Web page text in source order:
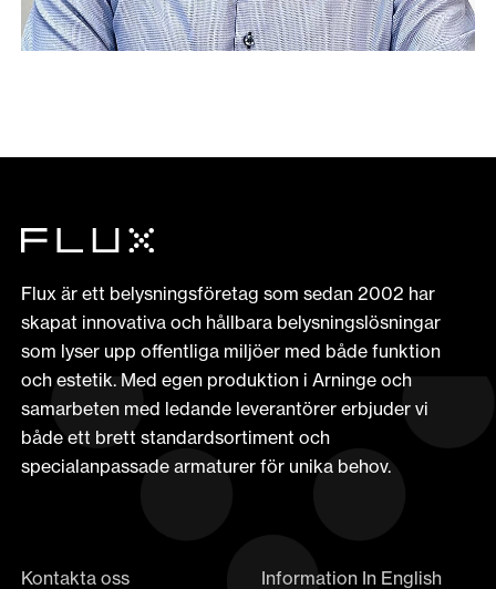
Flux är ett belysningsföretag som sedan 2002 har
skapat innovativa och hållbara belysningslösningar
som lyser upp offentliga miljöer med både funktion
och estetik. Med egen produktion i Arninge och
samarbeten med ledande leverantörer erbjuder vi
både ett brett standardsortiment och
specialanpassade armaturer för unika behov.
Kontakta oss Information In English